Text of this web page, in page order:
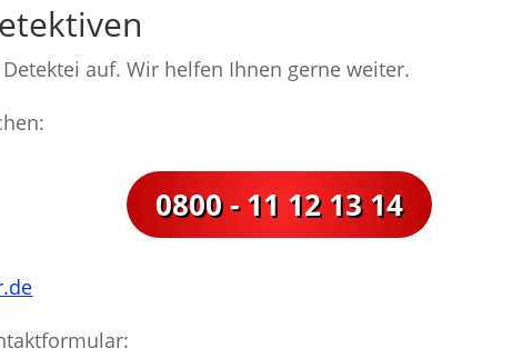
auf. Wir helfen Ihnen gerne weiter.
0800 - 11 12 13 14